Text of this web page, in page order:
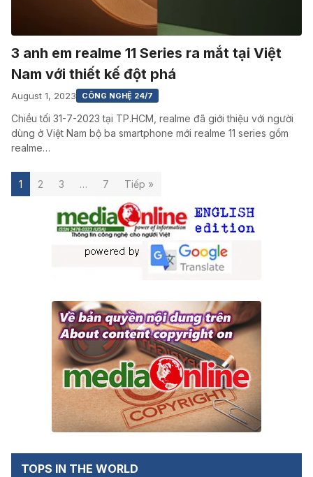
3 anh em realme 11 Series ra mắt tại Việt
Nam với thiết kế đột phá
August 1, 2023 CÔNG NGHỆ 24/7
Chiều tối 31-7-2023 tại TP.HCM, realme đã giới thiệu với người
dùng ở Việt Nam bộ ba smartphone mới realme 11 series gồm
realme…
1 2 3 … 7 Tiếp »
TOPS IN THE WORLD